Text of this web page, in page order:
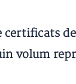
volum